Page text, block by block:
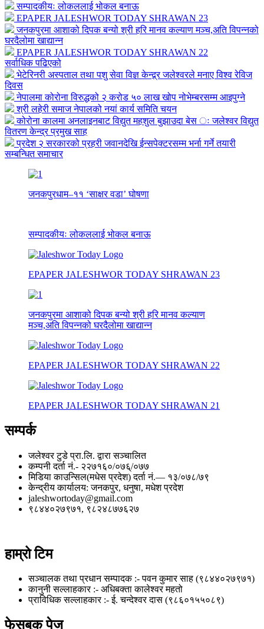
सम्पादकीयः लोकललाई भोकल बनाऊ
EPAPER JALESHWOR TODAY SHRAWAN 23
जनकपुरमा आशाको दिपक बन्यो श्री हरि मानव कल्याण मञ्च,अति विपन्नको
घरदैलोमा खाद्यान्न
EPAPER JALESHWOR TODAY SHRAWAN 22
सर्वाधिक पढिएको
भेटेरिनरी अस्पताल तथा पशु सेवा विज्ञ केन्द्र्र जलेश्वरले मनाए विश्व रेविज
दिवस
नेपालमा कोरोना विरुद्धको २ करोड ५० लाख खोप नोभेम्बरसम्म आइपुग्ने
श्री लहेरी समाज नेपालको नयां कार्य समिति चयन
कोरोना कालमा अनलाइनबाट विद्युत महशुल बुझाउदा बेस ः जलेश्वर विद्युत
वितरण केन्द्र प्रमुख साह
प्रदेश २ सरकारको प्रहरी जवानदेखि ईन्सपेक्टरसम्म भर्ना गर्ने तयारी
सम्बन्धित समाचार
जनकपुरधाम–११ ‘साक्षर वडा’ घोषणा
सम्पादकीयः लोकललाई भोकल बनाऊ
EPAPER JALESHWOR TODAY SHRAWAN 23
जनकपुरमा आशाको दिपक बन्यो श्री हरि मानव कल्याण
मञ्च,अति विपन्नको घरदैलोमा खाद्यान्न
EPAPER JALESHWOR TODAY SHRAWAN 22
EPAPER JALESHWOR TODAY SHRAWAN 21
सम्पर्क
जलेश्वर टुडे प्रा.लि. द्वारा सञ्चालित
कम्पनी दर्ता नं.- २२७१६०/०७६्/०७७
मिडिया काउन्सिल(मधेस प्रदेश) दर्ता नं.— १३/०७८/७९
केन्द्रीय कार्यालय: जनकपुर, धनुषा, मधेश प्रदेश
jaleshwortoday@gmail.com
९८४४०२७९७१, ९८२४८७७६२७
हाम्रो टिम
सञ्चालक तथा प्रधान सम्पादक :- पवन कुमार साह (९८४४०२७९७१)
कानुनी सल्लाहकार :- अधिबक्ता कालेश्वर महतो
प्राविधिक सल्लाहकार :- ई. चन्देश्वर दास (९८६०१५५०८९)
फेसबुक पेज